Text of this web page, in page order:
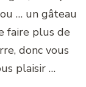
… un gâteau
faire plus de
donc vous
plaisir …